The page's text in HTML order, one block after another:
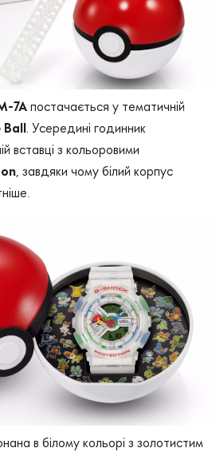
7A постачається у тематичній
Ball. Усередині годинник
вставці з кольоровими
, завдяки чому білий корпус
в білому кольорі з золотистим